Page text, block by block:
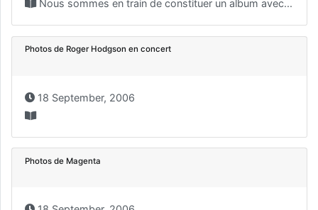
Nous sommes en train de constituer un album avec...
Photos de Roger Hodgson en concert
18 September, 2006
Photos de Magenta